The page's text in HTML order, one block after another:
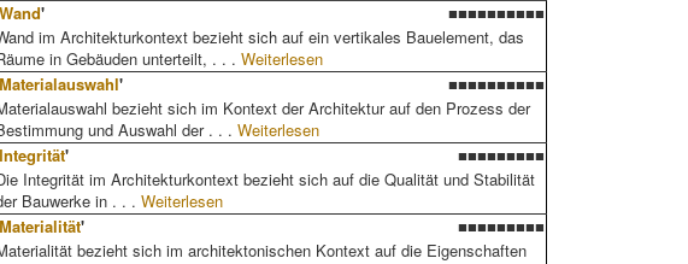
Wand'
■■■■■■■■■■
im Architekturkontext bezieht sich auf ein vertikales Bauelement, das
in Gebäuden unterteilt, . . . Weiterlesen
Materialauswahl'
■■■■■■■■■■
bezieht sich im Kontext der Architektur auf den Prozess der
und Auswahl der . . . Weiterlesen
Integrität'
■■■■■■■■■
Integrität im Architekturkontext bezieht sich auf die Qualität und Stabilität
Bauwerke in . . . Weiterlesen
Materialität'
■■■■■■■■■
bezieht sich im architektonischen Kontext auf die Eigenschaften